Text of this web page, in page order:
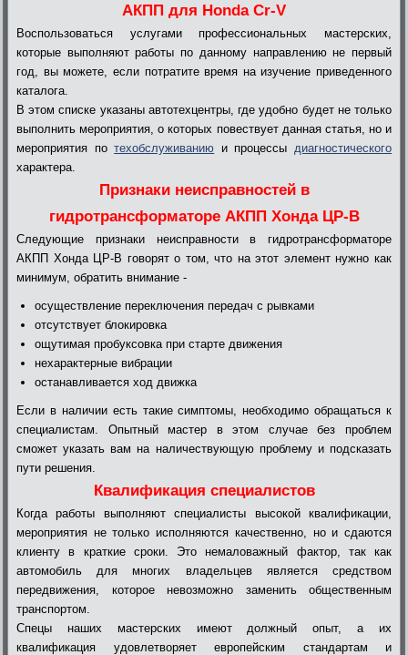
АКПП для Honda Cr-V
Воспользоваться услугами профессиональных мастерских,
которые выполняют работы по данному направлению не первый
год, вы можете, если потратите время на изучение приведенного
каталога.
В этом списке указаны автотехцентры, где удобно будет не только
выполнить мероприятия, о которых повествует данная статья, но и
мероприятия потехобслуживанию и процессы диагностического
характера.
Признаки неисправностей в
гидротрансформаторе АКПП Хонда ЦР-В
Следующие признаки неисправности в гидротрансформаторе
АКПП Хонда ЦР-В говорят о том, что на этот элемент нужно как
минимум, обратить внимание -
осуществление переключения передач с рывками
отсутствует блокировка
ощутимая пробуксовка при старте движения
нехарактерные вибрации
останавливается ход движка
Если в наличии есть такие симптомы, необходимо обращаться к
специалистам. Опытный мастер в этом случае без проблем
сможет указать вам на наличествующую проблему и подсказать
пути решения.
Квалификация специалистов
Когда работы выполняют специалисты высокой квалификации,
мероприятия не только исполняются качественно, но и сдаются
клиенту в краткие сроки. Это немаловажный фактор, так как
автомобиль для многих владельцев является средством
передвижения, которое невозможно заменить общественным
транспортом.
Спецы наших мастерских имеют должный опыт, а их
квалификация удовлетворяет европейским стандартам и